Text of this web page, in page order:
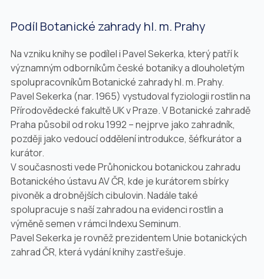
Podíl Botanické zahrady hl. m. Prahy
Na vzniku knihy se podílel i Pavel Sekerka, který patří k
významným odborníkům české botaniky a dlouholetým
spolupracovníkům Botanické zahrady hl. m. Prahy.
Pavel Sekerka (nar. 1965) vystudoval fyziologii rostlin na
Přírodovědecké fakultě UK v Praze. V Botanické zahradě
Praha působil od roku 1992 – nejprve jako zahradník,
později jako vedoucí oddělení introdukce, šéfkurátor a
kurátor.
V současnosti vede Průhonickou botanickou zahradu
Botanického ústavu AV ČR, kde je kurátorem sbírky
pivoněk a drobnějších cibulovin. Nadále také
spolupracuje s naší zahradou na evidenci rostlin a
výměně semen v rámci Indexu Seminum.
Pavel Sekerka je rovněž prezidentem Unie botanických
zahrad ČR, která vydání knihy zastřešuje.